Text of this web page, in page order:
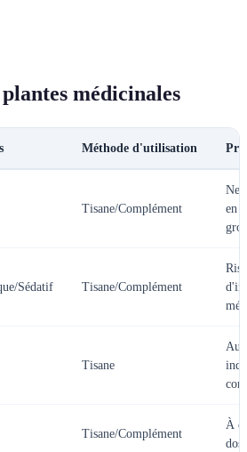
médicinales
Méthode d'utilisation
Tisane/Complément
Ne
en
Sédatif Tisane/Complément
Tisane
Tisane/Complément
À
dose